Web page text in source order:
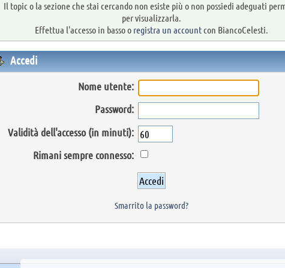
Il topic o la sezione che stai cercando non esiste più o non possiedi adeguati
per visualizzarla.
Effettua l'accesso in basso o registra un accountcon BiancoCelesti.
Accedi
Nome utente:
Password:
Validità dell'accesso (in minuti):
Rimani sempre connesso:
Smarrito la password?